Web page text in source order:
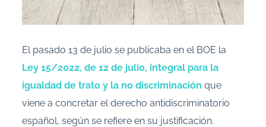
El pasado 13 de julio se publicaba en el BOE la
Ley 15/2022, de 12 de julio, integral para la
igualdad de trato y la no discriminación que
viene a concretar el derecho antidiscriminatorio
español, según se refiere en su justificación.